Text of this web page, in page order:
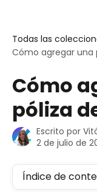
Todas las
Cómo agregar una
Cómo
póliza
Escrito por
2 de julio de
Índice de